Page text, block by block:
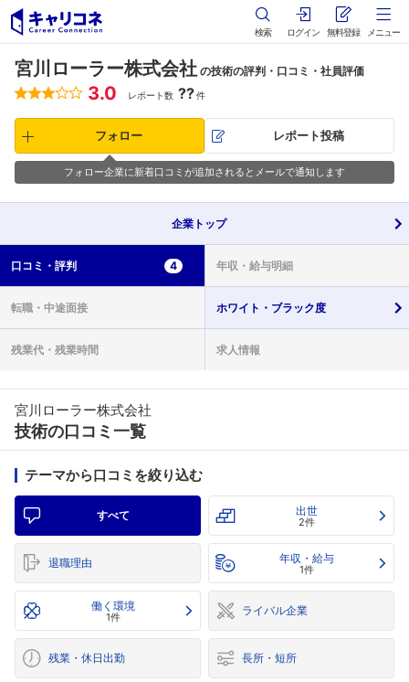
検索 ログイン 無料登録 メニュー
宮川ローラー株式会社 の技術の評判・口コミ・社員評価
3.0 レポート数 ??件
フォロー レポート投稿
フォロー企業に新着口コミが追加されるとメールで通知します
企業 トップ
口コミ・ 評判 4 年収・ 給与明細
転職・ 中途面接 ホワイト・ ブラック度
残業代・ 残業時間 求人情報
宮川ローラー株式会社
技術の口コミ一覧
テーマから口コミを絞り込む
すべて 出世
2件
退職理由 年収・給与
1件
働く環境
1件 ライバル企業
残業・休日出勤 長所・短所